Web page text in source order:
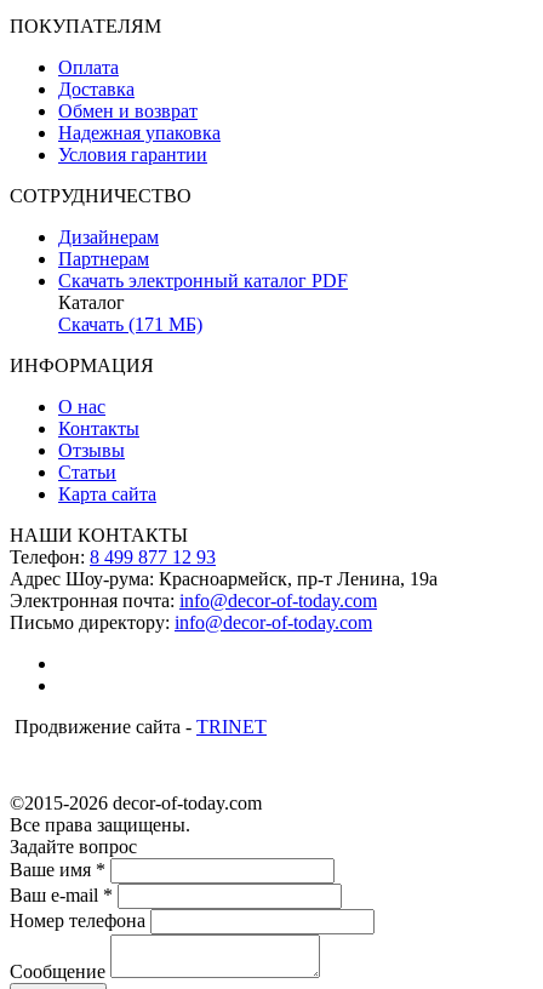
ПОКУПАТЕЛЯМ
Оплата
Доставка
Обмен и возврат
Надежная упаковка
Условия гарантии
СОТРУДНИЧЕСТВО
Дизайнерам
Партнерам
Скачать электронный каталог PDF
Каталог
Скачать (171 МБ)
ИНФОРМАЦИЯ
О нас
Контакты
Отзывы
Статьи
Карта сайта
НАШИ КОНТАКТЫ
Телефон: 8 499 877 12 93
Адрес Шоу-рума: Красноармейск, пр-т Ленина, 19а
Электронная почта: info@decor-of-today.com
Письмо директору: info@decor-of-today.com
Продвижение сайта - TRINET
©2015-2026 decor-of-today.com
Все права защищены.
Задайте вопрос
Ваше имя *
Ваш e-mail *
Номер телефона
Сообщение